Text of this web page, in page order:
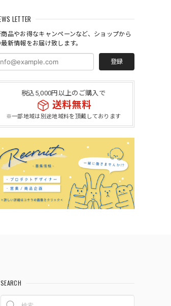
LETTER
商品やお得なキャンペーンなど、ショップから
最新情報をお届け致します。
登録
税込5,000円以上のご購入で
送料無料
※一部地域は別途地域料を頂戴しております
SEARCH